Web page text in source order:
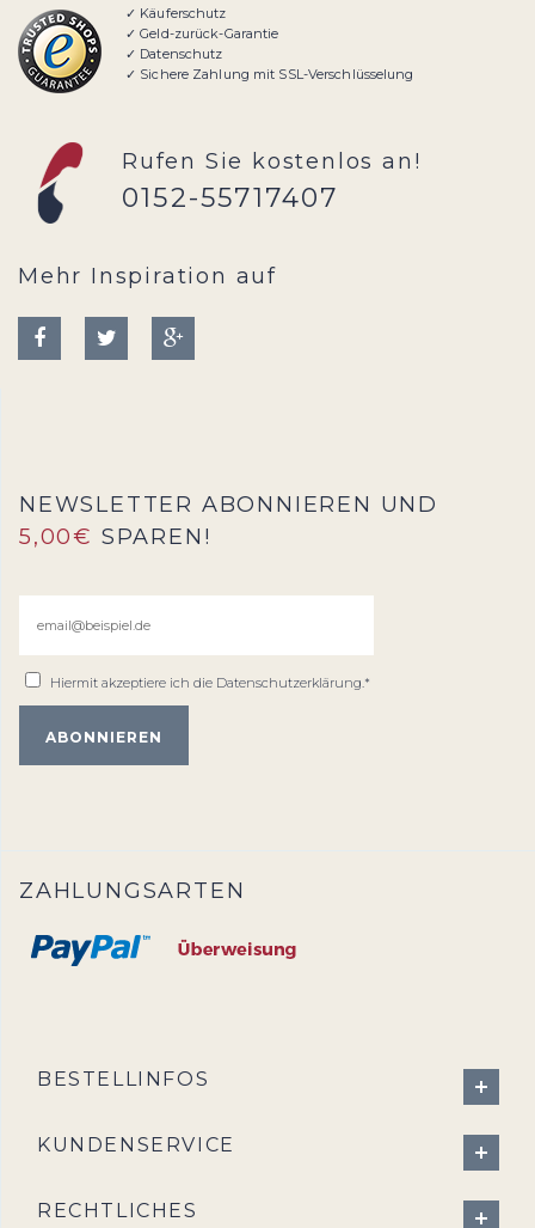
✓ Käuferschutz
✓ Geld-zurück-Garantie
✓ Datenschutz
✓ Sichere Zahlung mit SSL-Verschlüsselung
Rufen Sie kostenlos an!
0152-55717407
Mehr Inspiration auf
NEWSLETTER ABONNIEREN UND
5,00€ SPAREN!
Hiermit akzeptiere ich die Datenschutzerklärung.*
ZAHLUNGSARTEN
BESTELLINFOS
KUNDENSERVICE
RECHTLICHES